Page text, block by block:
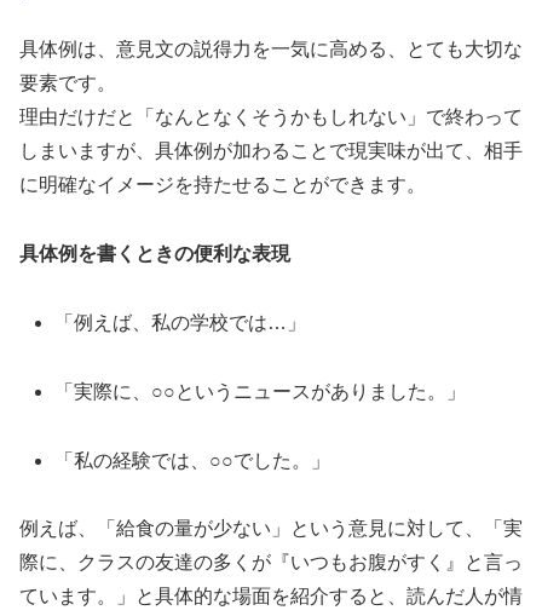
具体例は、意見文の説得力を一気に高める、とても大切な
要素です。
理由だけだと「なんとなくそうかもしれない」で終わって
しまいますが、具体例が加わることで現実味が出て、相手
に明確なイメージを持たせることができます。
具体例を書くときの便利な表現
「例えば、私の学校では…」
「実際に、○○というニュースがありました。」
「私の経験では、○○でした。」
例えば、「給食の量が少ない」という意見に対して、「実
際に、クラスの友達の多くが『いつもお腹がすく』と言っ
ています。」と具体的な場面を紹介すると、読んだ人が情